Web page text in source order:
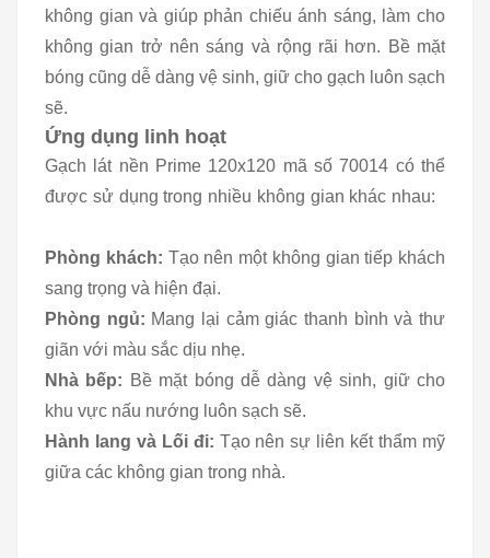
không gian và giúp phản chiếu ánh sáng, làm cho
không gian trở nên sáng và rộng rãi hơn. Bề mặt
bóng cũng dễ dàng vệ sinh, giữ cho gạch luôn sạch
sẽ.
Ứng dụng linh hoạt
Gạch lát nền Prime 120x120 mã số 70014 có thể
được sử dụng trong nhiều không gian khác nhau:
Phòng khách: Tạo nên một không gian tiếp khách
sang trọng và hiện đại.
Phòng ngủ: Mang lại cảm giác thanh bình và thư
giãn với màu sắc dịu nhẹ.
Nhà bếp: Bề mặt bóng dễ dàng vệ sinh, giữ cho
khu vực nấu nướng luôn sạch sẽ.
Hành lang và Lối đi: Tạo nên sự liên kết thẩm mỹ
giữa các không gian trong nhà.